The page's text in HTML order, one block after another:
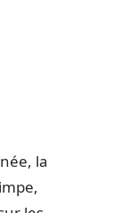
la